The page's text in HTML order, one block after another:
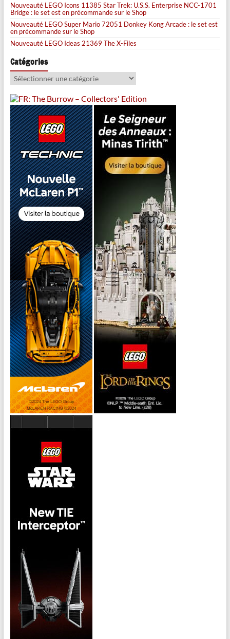
Nouveauté LEGO Icons 11385 Star Trek: U.S.S. Enterprise NCC-1701
Bridge : le set est en précommande sur le Shop
Nouveauté LEGO Super Mario 72051 Donkey Kong Arcade : le set est
en précommande sur le Shop
Nouveauté LEGO Ideas 21369 The X-Files
Catégories
Catégories